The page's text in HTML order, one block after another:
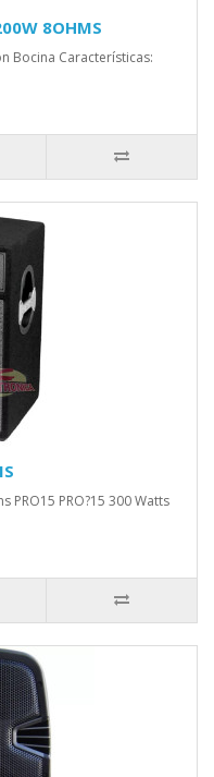
8OHMS
Bocina Características:
PRO15 PRO?15 300 Watts